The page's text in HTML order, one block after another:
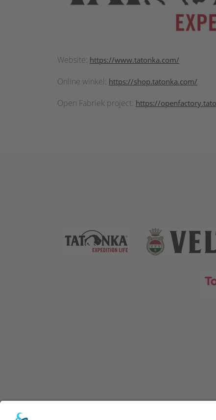
Website: https://www.tatonka.com/
Online winkel: https://shop.tatonka.com/
Open Fabriek project: https://